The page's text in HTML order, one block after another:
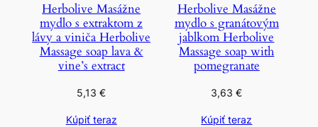
Herbolive Masážne
mydlo s extraktom z
lávy a viniča Herbolive
Massage soap lava &
vine’s extract
5,13€
Kúpiť teraz
Herbolive Masážne
mydlo s granátovým
jablkom Herbolive
Massage soap with
pomegranate
3,63€
Kúpiť teraz